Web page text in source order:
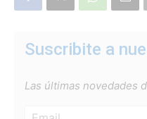
Suscribite a
Las últimas novedades